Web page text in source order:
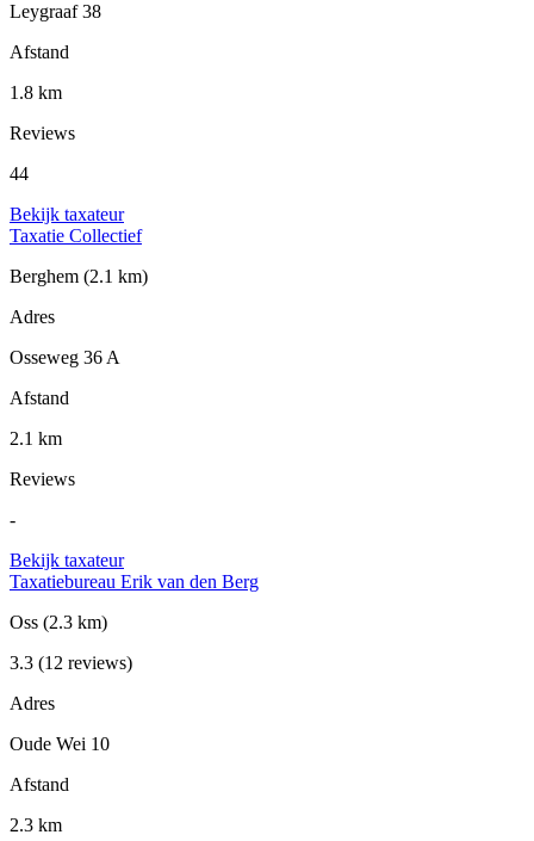
Leygraaf 38
Afstand
1.8 km
Reviews
44
Bekijk taxateur
Taxatie Collectief
Berghem (2.1 km)
Adres
Osseweg 36 A
Afstand
2.1 km
Reviews
-
Bekijk taxateur
Taxatiebureau Erik van den Berg
Oss (2.3 km)
3.3 (12 reviews)
Adres
Oude Wei 10
Afstand
2.3 km